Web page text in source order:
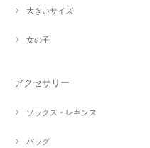
大きいサイズ
女の子
アクセサリー
ソックス・レギンス
バッグ